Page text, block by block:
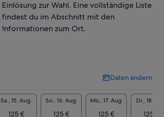
Einlösung zur Wahl. Eine vollständige Liste
findest du im Abschnitt mit den
Informationen zum Ort.
Daten ändern
Daten
Sa., 15. Aug.
125 €
So., 16. Aug.
125 €
Mo., 17. Aug.
125 €
Di., 18. Aug.
125 €